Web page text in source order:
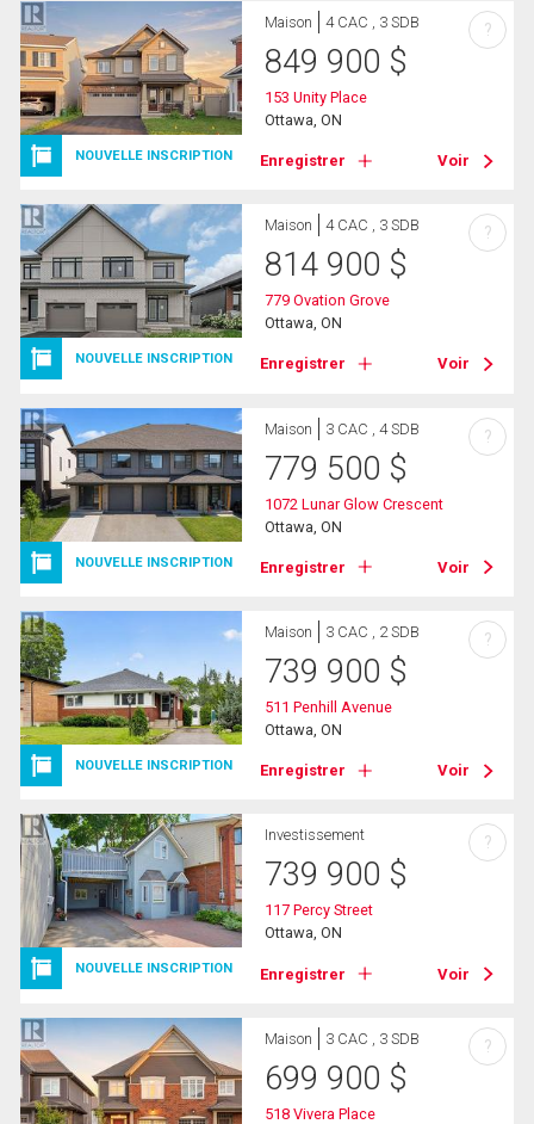
NOUVELLE INSCRIPTION
Maison 4 CAC , 3 SDB
849 900 $
153 Unity Place
Ottawa, ON
Enregistrer Voir
?
NOUVELLE INSCRIPTION
Maison 4 CAC , 3 SDB
814 900 $
779 Ovation Grove
Ottawa, ON
Enregistrer Voir
?
NOUVELLE INSCRIPTION
Maison 3 CAC , 4 SDB
779 500 $
1072 Lunar Glow Crescent
Ottawa, ON
Enregistrer Voir
?
NOUVELLE INSCRIPTION
Maison 3 CAC , 2 SDB
739 900 $
511 Penhill Avenue
Ottawa, ON
Enregistrer Voir
?
NOUVELLE INSCRIPTION
Investissement
739 900 $
117 Percy Street
Ottawa, ON
Enregistrer Voir
?
Maison 3 CAC , 3 SDB
699 900 $
518 Vivera Place
?